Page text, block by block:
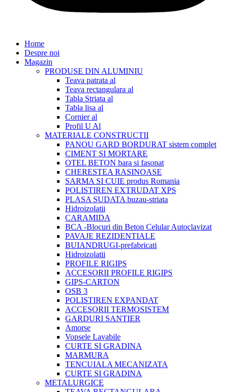
Home
Despre noi
Magazin
PRODUSE DIN ALUMINIU
Teava patrata al
Teava rectangulara al
Tabla Striata al
Tabla lisa al
Cornier al
Profil U Al
MATERIALE CONSTRUCTII
PANOU GARD BORDURAT sistem complet
CIMENT SI MORTARE
OTEL BETON bara si fasonat
CHERESTEA RASINOASE
SARMA SI CUIE produs Romania
POLISTIREN EXTRUDAT XPS
PLASA SUDATA buzau-striata
Hidroizolatii
CARAMIDA
BCA -Blocuri din Beton Celular Autoclavizat
PAVAJE REZIDENTIALE
BUIANDRUGI-prefabricati
Hidroizolatii
PROFILE RIGIPS
ACCESORII PROFILE RIGIPS
GIPS-CARTON
OSB 3
POLISTIREN EXPANDAT
ACCESORII TERMOSISTEM
GARDURI SANTIER
Amorse
Vopsele Lavabile
CURTE SI GRADINA
MARMURA
TENCUIALA MECANIZATA
CURTE SI GRADINA
METALURGICE